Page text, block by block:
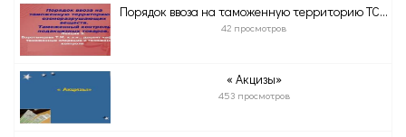
Порядок ввоза на таможенную территорию ТС...
42 просмотров
« Акцизы»
453 просмотров